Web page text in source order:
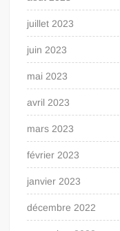
juillet 2023
juin 2023
mai 2023
avril 2023
mars 2023
février 2023
janvier 2023
décembre 2022